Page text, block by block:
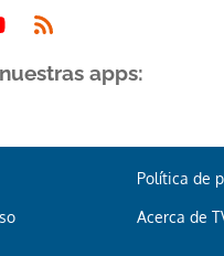
apps:
Política de
Acerca de